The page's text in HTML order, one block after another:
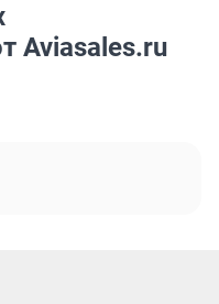
Aviasales.ru